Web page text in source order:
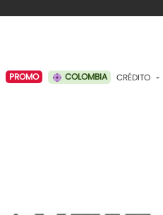
PROMO COLOMBIA CRÉDITO